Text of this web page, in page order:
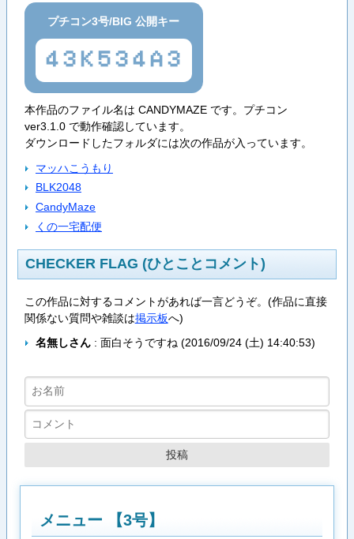
プチコン3号/BIG 公開キー
43K534A3
本作品のファイル名は CANDYMAZE です。プチコン
ver3.1.0 で動作確認しています。
ダウンロードしたフォルダには次の作品が入っています。
マッハこうもり
BLK2048
CandyMaze
くの一宅配便
CHECKER FLAG (ひとことコメント)
この作品に対するコメントがあれば一言どうぞ。(作品に直接
関係ない質問や雑談は掲示板へ)
名無しさん: 面白そうですね (2016/09/24 (土) 14:40:53)
メニュー 【3号】